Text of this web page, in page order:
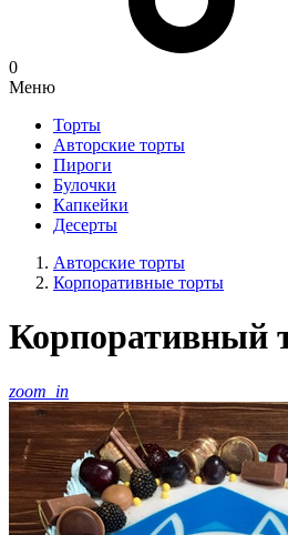
0
Меню
Торты
Авторские торты
Пироги
Булочки
Капкейки
Десерты
Авторские торты
Корпоративные торты
Корпоративный
zoom_in